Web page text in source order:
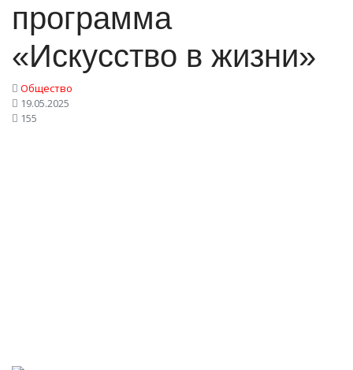
программа
«Искусство в жизни»
Общество
19.05.2025
155